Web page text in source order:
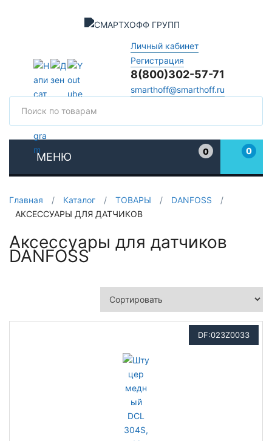
Личный кабинет
Регистрация
8(800)302-57-71
smarthoff@smarthoff.ru
МЕНЮ
0
0
Главная / Каталог / ТОВАРЫ / DANFOSS
/
АКСЕССУАРЫ ДЛЯ ДАТЧИКОВ
Аксессуары для датчиков
DANFOSS
DF:023Z0033